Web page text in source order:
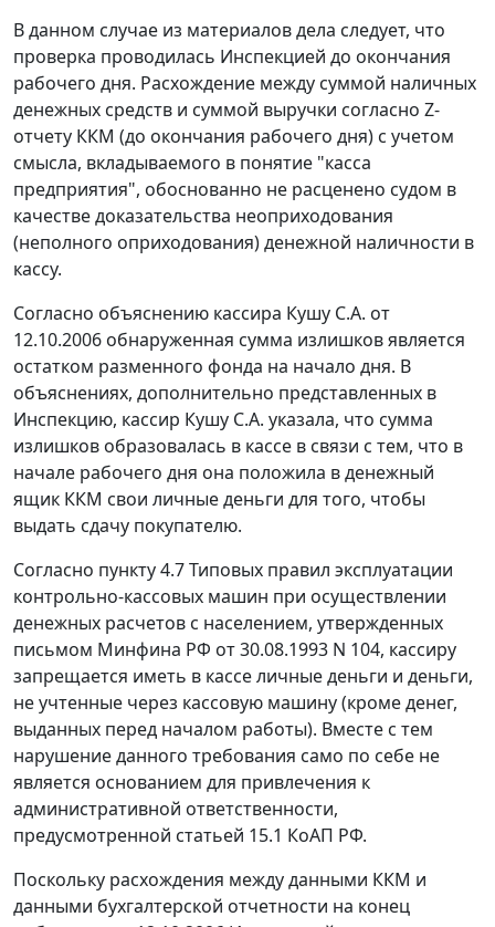
В данном случае из материалов дела следует, что
проверка проводилась Инспекцией до окончания
рабочего дня. Расхождение между суммой наличных
денежных средств и суммой выручки согласно Z-
отчету ККМ (до окончания рабочего дня) с учетом
смысла, вкладываемого в понятие "касса
предприятия", обоснованно не расценено судом в
качестве доказательства неоприходования
(неполного оприходования) денежной наличности в
кассу.
Согласно объяснению кассира Кушу С.А. от
12.10.2006 обнаруженная сумма излишков является
остатком разменного фонда на начало дня. В
объяснениях, дополнительно представленных в
Инспекцию, кассир Кушу С.А. указала, что сумма
излишков образовалась в кассе в связи с тем, что в
начале рабочего дня она положила в денежный
ящик ККМ свои личные деньги для того, чтобы
выдать сдачу покупателю.
Согласно пункту 4.7Типовых правил эксплуатации
контрольно-кассовых машин при осуществлении
денежных расчетов с населением, утвержденных
письмом Минфина РФ от 30.08.1993 N 104, кассиру
запрещается иметь в кассе личные деньги и деньги,
не учтенные через кассовую машину (кроме денег,
выданных перед началом работы). Вместе с тем
нарушение данного требования само по себе не
является основанием для привлечения к
административной ответственности,
предусмотренной статьей 15.1 КоАП РФ.
Поскольку расхождения между данными ККМ и
данными бухгалтерской отчетности на конец